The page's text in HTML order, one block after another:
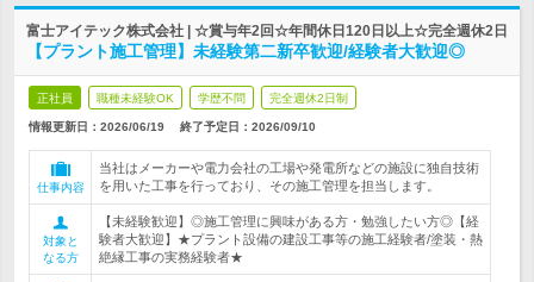
富士アイテック株式会社 | ☆賞与年2回☆年間休日120日以上☆完全週休2日
【プラント施工管理】未経験第二新卒歓迎/経験者大歓迎◎
正社員 職種未経験OK 学歴不問 完全週休2日制
情報更新日：2026/06/19 終了予定日： 2026/09/10
仕事内容
当社はメーカーや電力会社の工場や発電所などの施設に独自技術
を用いた工事を行っており、その施工管理を担当します。
対象と
なる方
【未経験歓迎】◎施工管理に興味がある方・勉強したい方◎【経
験者大歓迎】★プラント設備の建設工事等の施工経験者/塗装・熱
絶縁工事の実務経験者★